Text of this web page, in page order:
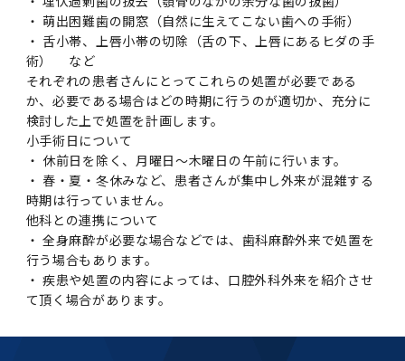
歴代校長及び学長
学生歌
ブランド
教育について
研究について
医療について
東京医科歯科大学の誓い
世界大学ランキング
大学組織一覧
学長・役員
副学長
理事･監事
役員会
経営協議会
広報誌・刊行物トップ
大学紹介動画
大学紹介動画トップ
大学紹介動画
キャンパスライフ編
留学制度編
大学概要（冊子）
統合報告書
広報誌
広報誌トップ
大学案内 【受験生向け】（冊子）
大学の計画と評価
大学の計画と評価トップ
大学評価の制度について
大学評価の制度についてトップ
概説
１．国立大学法人評価
1-1．第４期中期目標・中期計画等について【6
年間】
1-1．第４期中期目標・中期計画等について【6
年間】トップ
第１期 中期目標・中期計画等について
1-2.年度計画・年度評価等について【第1期～
第3期】
1-2.年度計画・年度評価等について【第1期～
2．認証評価
四大学連合
四大学連合トップ
四大学連合憲章等
四大学連合憲章等トップ
四大学連合憲章
複合領域コース(四大学共通)
複合領域コース(四大学共通)トップ
複合領域コース（東京医科歯科大学）
情報公開・個人情報
情報公開・個人情報トップ
情報公開制度
個人情報保護制度
東京医科歯科大学ＳＤＧｓ推進宣言
男性職員の育児休業等取得推進宣言
ダイバーシティ
入試制度
入試制度トップ
学部入試の変更点（予告）
入試データ
これまでの学部入試変更点
学部などについて
学部などについてトップ
ILA国府台
医学部
歯学部
学生生活などについて
学生生活などについてトップ
授業料・入学料・検定料
奨学金について
イベント
イベントトップ
オープンキャンパス
資料請求
合格発表
募集要項
募集要項トップ
医歯学総合研究科
保健衛生学研究科
FAQ
医歯学総合研究科博士課程 国際連携専攻（ジ
WEB出願
アドミッション・ポリシー
過去の試験問題・入試データ
TOEFL-ITP試験結果（スコアレポート）の返
却について
聴講生・科目等履修生および大学院研究生募集
トップ
医学部
歯学部
生体材料工学研究所
難治疾患研究所
入学に関するお問い合わせ窓口
フロントランナー育成プログラム Science
Tokyo Post-SPRING(医歯学系)春募集につい
て
令和7年度（2025年度）「総合知と癒しの次世
代フロントランナー育成プログラム Science
Tokyo SPRING(医歯学系)」対象学生の春募集
について
Call for Applications to Science Tokyo
Post-SPRING（MD）Program for the 2026
Academic Year by Eligible Students
(*Spring admission)
Call for Applications to Science Tokyo
ための共創型エキスパート人材育成プログラム
対象学生（Science Tokyo BOOST（医歯学
系）生）の募集について
令和7年度トップレベルAI研究のための共創型
エキスパート人材育成プログラム対象学生（医
歯学系-BOOST生）の募集について
令和６年度（2024年度）TMDUトップレベル
AI研究のための共創型エキスパート人材育成プ
ログラム 対象学生（TMDU-BOOST生）の募
集について
CS（クリニシャン・サイエンティスト）養成支
援制度トップ
令和８年度（2026年度）CS（クリニシャン・
サイエンティスト）養成支援制度の募集につい
て
Call for Applications for the Clinician
Scientist (CS) Training Support Program
for Academic Year 2026
授業・カリキュラム
授業・カリキュラムトップ
四大学連合･複合領域コース
教育要項（学部シラバス）
履修要項（大学院シラバス）
保健衛生学研究科科目等履修生について
入学料・授業料・奨学金
入学料・授業料・奨学金トップ
授業料・入学料・検定料
授業料・入学料・検定料トップ
授業料・入学料・検定料
(Admission & Tuition
入学料・授業料免除・徴収猶予について
(Admission & Tuition
Exemption/Deferment)
入学料・授業料免除・徴収猶予について
(Admission & Tuition
奨学金について
留学情報
学生生活サポート
学生生活サポートトップ
アルバイトについて
各種支援制度
就職・キャリア支援
ポリシートップ
医学部（医学科･保健衛生学科）
歯学部（歯学科･口腔保健学科）
大学院医歯学総合研究科
大学院保健衛生学研究科
医学部（医学科･保健衛生学科）
医学部（医学科･保健衛生学科）トップ
医学科
保健衛生学科 【看護学専攻】
保健衛生学科 【検査技術学専攻】
歯学部（歯学科･口腔保健学科）
歯学部（歯学科･口腔保健学科）トップ
歯学科
口腔保健学科【口腔保健衛生学専攻】
口腔保健学科【口腔保健工学専攻】
大学院医歯学総合研究科
大学院医歯学総合研究科トップ
修士課程 医歯理工保健学専攻
修士課程 医歯理工保健学専攻【医療管理政策
大学院保健衛生学研究科
大学院保健衛生学研究科トップ
博士課程看護先進科学専攻
教養部
教養部トップ
公開講座・公開シンポジウム・講演会等のお知
らせ
ILA国府台担当教員一覧
大学院医歯学総合研究科
大学院医歯学総合研究科トップ
修士課程 医歯理工保健学専攻
修士課程 医歯理工保健学専攻トップ
概要
修士課程 医歯理工保健学専攻【医療管理政策
学（MMA）コース】
スリーダー養成 (MPH) コース
大学院保健衛生学研究科
大学院保健衛生学研究科トップ
研究科長挨拶
概要
寄附講座・寄附部門一覧
ジョイントリサーチ講座・ジョイントリサーチ
部門一覧
外部資金トップ
研究費獲得支援
産学官連携
e-Rad 府省共通研究開発管理システム(外部サ
イト)
科研費電子申請システム(外部サイト)
研究手続き
研究手続きトップ
倫理審査申請システム
利益相反申告システム(学外利用時VPN必要)
臨床研究審査委員会申請システム
実験計画書のWeb申請システム(学外利用時
研究活動
研究活動トップ
研究情報データベース
機関リポジトリ
研究テーマ検索
研究組織
研究組織トップ
若手研究者支援センター（YISC）
重点研究領域
取り組み・規制
取り組み・規制トップ
研究不正の防止
事務部
事務部トップ
受験生 在学生
卒業生
企業・研究者・一般の方
病院をご利用の方
アクセス 学内サイト EN
・ 萌出困難歯の開窓（自然に生えてこない歯への手術）
・ 舌小帯、上唇小帯の切除（舌の下、上唇にあるヒダの手
術） など
それぞれの患者さんにとってこれらの処置が必要である
か、必要である場合はどの時期に行うのが適切か、充分に
検討した上で処置を計画します。
小手術日について
・ 休前日を除く、月曜日～木曜日の午前に行います。
・ 春・夏・冬休みなど、患者さんが集中し外来が混雑する
時期は行っていません。
他科との連携について
・ 全身麻酔が必要な場合などでは、歯科麻酔外来で処置を
行う場合もあります。
・ 疾患や処置の内容によっては、口腔外科外来を紹介させ
て頂く場合があります。